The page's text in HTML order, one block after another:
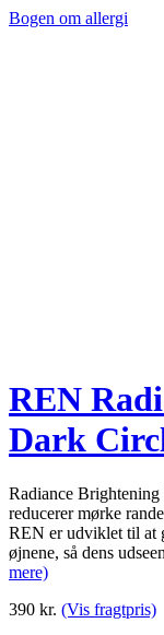
Bogen om allergi
REN
Dark
Radiance
reducerer mørke
REN er udviklet til at
øjnene, så dens
mere)
390 kr. (Vis fragtpris)